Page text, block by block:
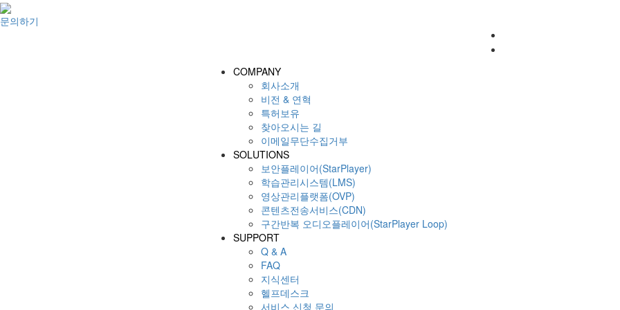
문의하기
COMPANY
회사소개
비전 & 연혁
특허보유
찾아오시는 길
이메일무단수집거부
SOLUTIONS
보안플레이어(StarPlayer)
학습관리시스템(LMS)
영상관리플랫폼(OVP)
콘텐츠전송서비스(CDN)
구간반복 오디오플레이어(StarPlayer Loop)
SUPPORT
Q & A
FAQ
지식센터
헬프데스크
서비스 신청 문의